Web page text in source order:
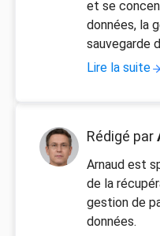
et se
données, la
sauvegarde
Lire la suite
Rédigé par
Arnaud est
de la
gestion de
données.